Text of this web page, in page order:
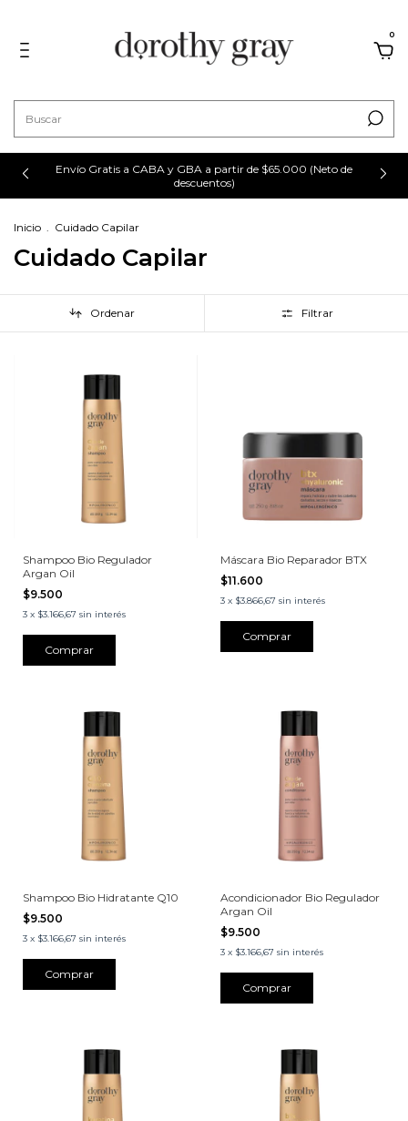
0
Envío Gratis a CABA y GBA a partir de $65.000 (Neto de
descuentos)
Inicio . Cuidado Capilar
Cuidado Capilar
Ordenar Filtrar
Shampoo Bio Regulador
Argan Oil
$9.500
3 x $3.166,67 sin interés
Máscara Bio Reparador BTX
$11.600
3 x $3.866,67 sin interés
Shampoo Bio Hidratante Q10
$9.500
3 x $3.166,67 sin interés
Acondicionador Bio Regulador
Argan Oil
$9.500
3 x $3.166,67 sin interés